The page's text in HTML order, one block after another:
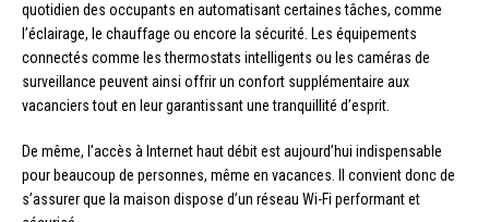
quotidien des occupants en automatisant certaines tâches, comme
l’éclairage, le chauffage ou encore la sécurité. Les équipements
connectés comme les thermostats intelligents ou les caméras de
surveillance peuvent ainsi offrir un confort supplémentaire aux
vacanciers tout en leur garantissant une tranquillité d’esprit.
De même, l’accès à Internet haut débit est aujourd’hui indispensable
pour beaucoup de personnes, même en vacances. Il convient donc de
s’assurer que la maison dispose d’un réseau Wi-Fi performant et